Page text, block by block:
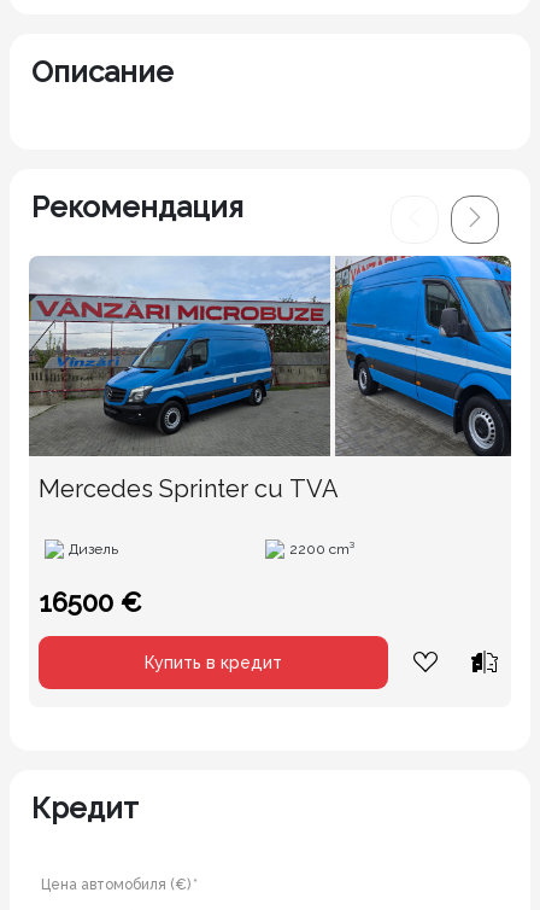
Описание
Рекомендация
Mercedes Sprinter cu TVA
Дизель 2200 cm³
16500 €
Купить в кредит
Кредит
Цена автомобиля (€) *